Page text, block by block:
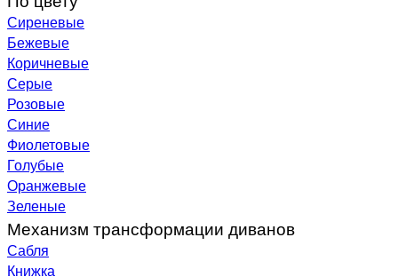
Сиреневые
Бежевые
Коричневые
Серые
Розовые
Синие
Фиолетовые
Голубые
Оранжевые
Зеленые
Механизм трансформации диванов
Сабля
Книжка